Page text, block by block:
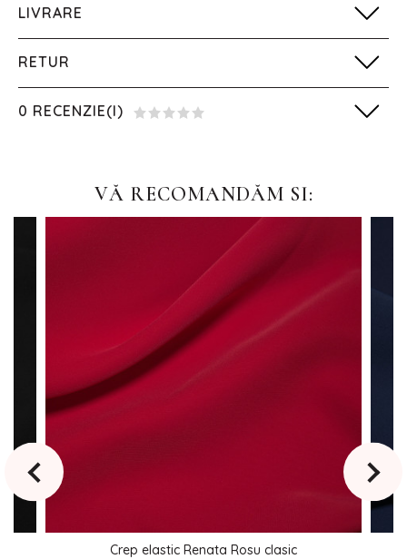
LIVRARE
RETUR
0 RECENZIE(I)
VĂ RECOMANDĂM SI:
Crep elastic Renata Rosu clasic